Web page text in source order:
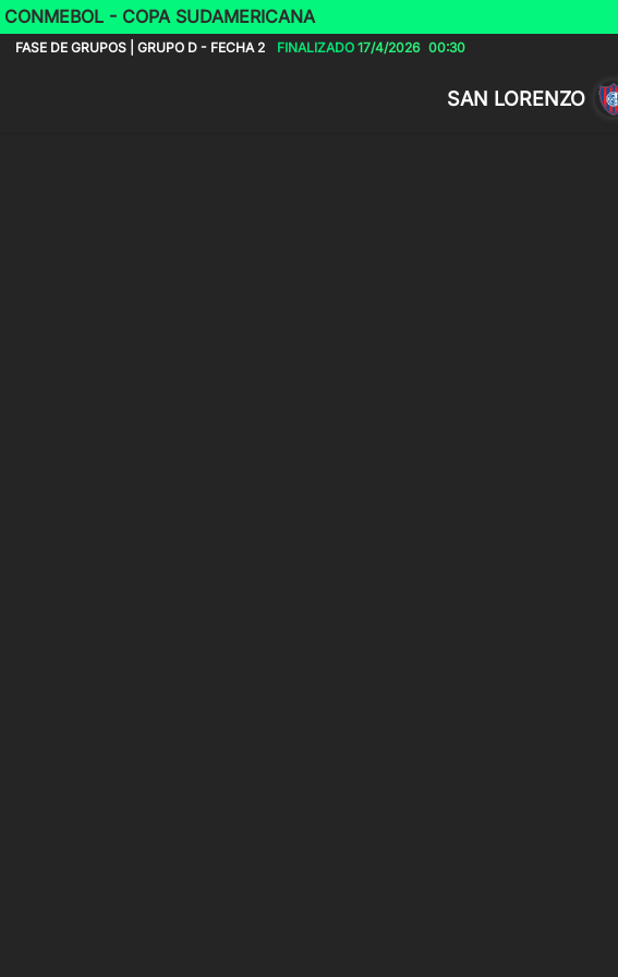
CONMEBOL - COPA SUDAMERICANA
FASE DE GRUPOS | GRUPO D - FECHA 2 FINALIZADO 17/4/2026 00:30
SAN LORENZO